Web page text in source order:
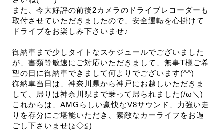
また、今大好評の前後2カメラのドライブレコーダーも
取付させていただきましたので、安全運転を心掛けて
ドライブをお楽しみ下さいませ♪
御納車まで少しタイトなスケジュールでございました
が、書類等敏速にご対応いただきまして、無事T様ご希
望の日に御納車できまして何よりでございます(^^)
御納車当日は、神奈川県から神戸にお越しいただきま
して、帰りは神奈川県まで乗って帰られました(/ω＼)
これからは、AMGらしい豪快なV8サウンド、力強い走
りを存分にご堪能いただき、素敵なカーライフをお過
ごし下さいませ(≧◇≦)